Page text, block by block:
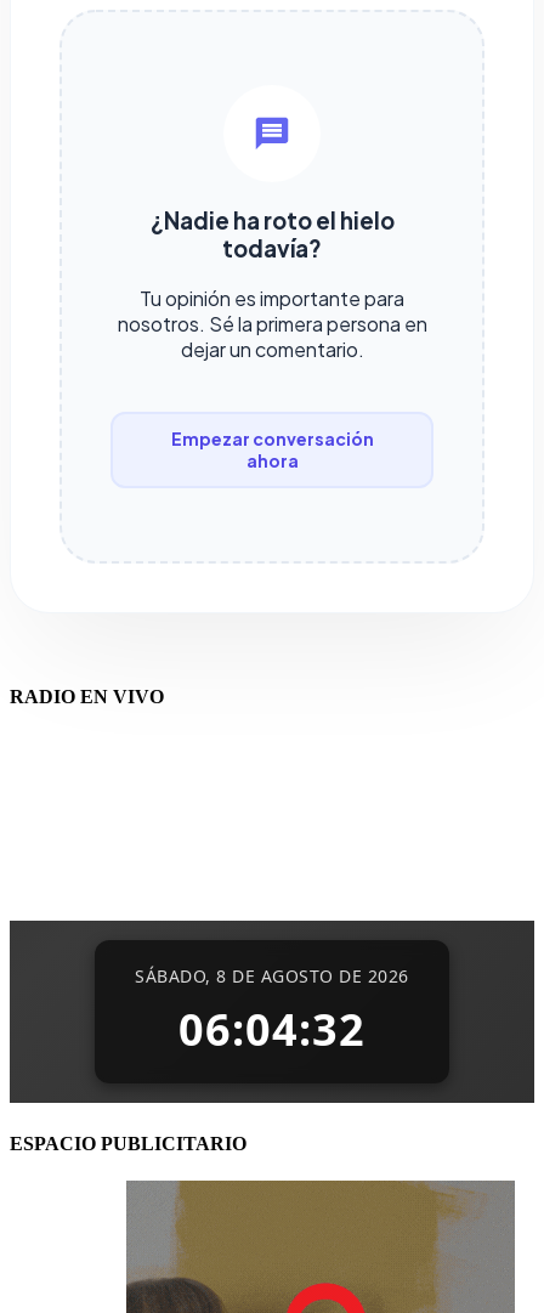
¿Nadie ha roto el hielo
todavía?
Tu opinión es importante para
nosotros. Sé la primera persona en
dejar un comentario.
Empezar conversación
ahora
RADIO EN VIVO
ESPACIO PUBLICITARIO